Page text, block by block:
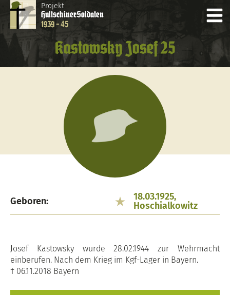
Projekt
HultschinerSoldaten
1939 - 45
Kastowsky Josef 25
Geboren:
18.03.1925,
Hoschialkowitz
Josef Kastowsky wurde 28.02.1944 zur Wehrmacht
einberufen. Nach dem Krieg im Kgf-Lager in Bayern.
† 06.11.2018 Bayern